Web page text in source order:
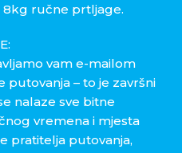
8kg ručne prtljage.
vam e-mailom
putovanja – to je završni
nalaze sve bitne
vremena i mjesta
pratitelja putovanja,